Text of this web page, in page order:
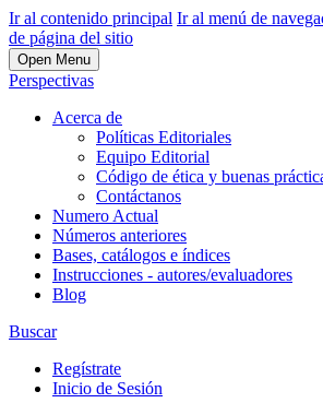
Ir al contenido principal Ir al menú de
de página del sitio
Open Menu
Perspectivas
Acerca de
Políticas Editoriales
Equipo Editorial
Código de ética y buenas
Contáctanos
Numero Actual
Números anteriores
Bases, catálogos e índices
Instrucciones - autores/evaluadores
Blog
Buscar
Regístrate
Inicio de Sesión